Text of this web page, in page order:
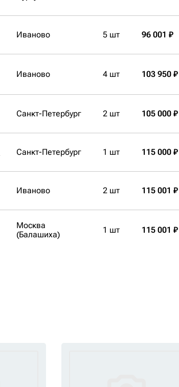
Иваново 5 шт 96 001 ₽
Иваново 4 шт 103 950 ₽
Санкт-Петербург 2 шт 105 000 ₽
Санкт-Петербург 1 шт 115 000 ₽
Иваново 2 шт 115 001 ₽
Москва
(Балашиха)
1 шт 115 001 ₽